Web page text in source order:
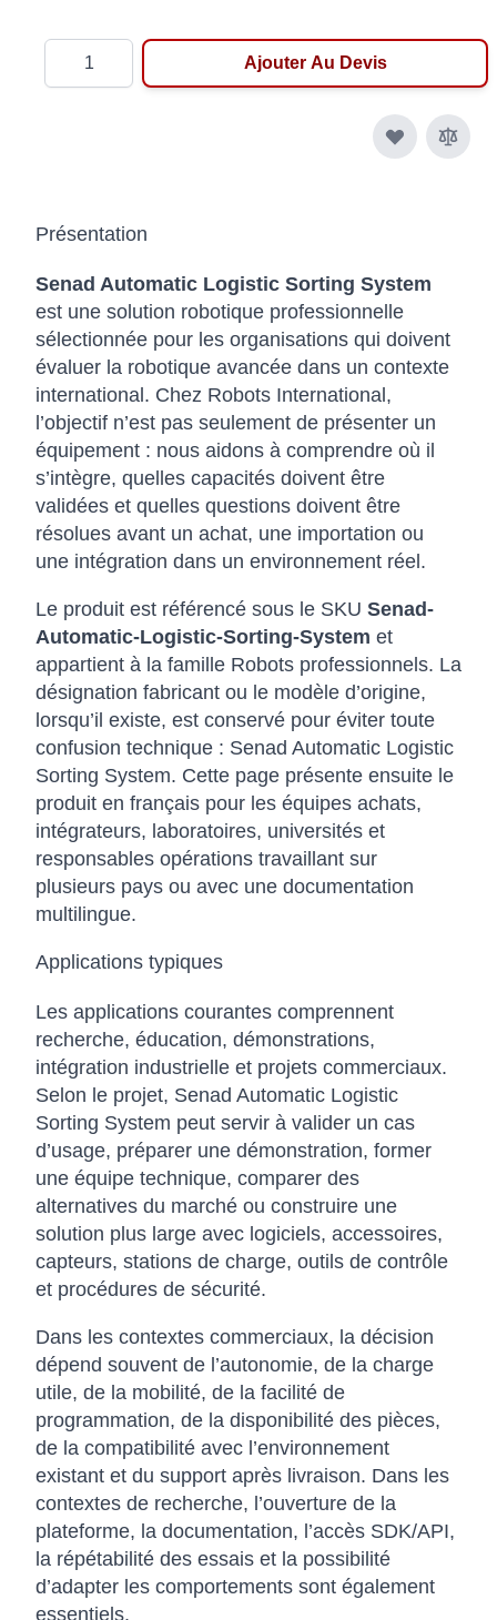
Ajouter Au Devis
Présentation
Senad Automatic Logistic Sorting System
est une solution robotique professionnelle
sélectionnée pour les organisations qui doivent
évaluer la robotique avancée dans un contexte
international. Chez Robots International,
l’objectif n’est pas seulement de présenter un
équipement : nous aidons à comprendre où il
s’intègre, quelles capacités doivent être
validées et quelles questions doivent être
résolues avant un achat, une importation ou
une intégration dans un environnement réel.
Le produit est référencé sous le SKU Senad-
Automatic-Logistic-Sorting-System et
appartient à la famille Robots professionnels. La
désignation fabricant ou le modèle d’origine,
lorsqu’il existe, est conservé pour éviter toute
confusion technique : Senad Automatic Logistic
Sorting System. Cette page présente ensuite le
produit en français pour les équipes achats,
intégrateurs, laboratoires, universités et
responsables opérations travaillant sur
plusieurs pays ou avec une documentation
multilingue.
Applications typiques
Les applications courantes comprennent
recherche, éducation, démonstrations,
intégration industrielle et projets commerciaux.
Selon le projet, Senad Automatic Logistic
Sorting System peut servir à valider un cas
d’usage, préparer une démonstration, former
une équipe technique, comparer des
alternatives du marché ou construire une
solution plus large avec logiciels, accessoires,
capteurs, stations de charge, outils de contrôle
et procédures de sécurité.
Dans les contextes commerciaux, la décision
dépend souvent de l’autonomie, de la charge
utile, de la mobilité, de la facilité de
programmation, de la disponibilité des pièces,
de la compatibilité avec l’environnement
existant et du support après livraison. Dans les
contextes de recherche, l’ouverture de la
plateforme, la documentation, l’accès SDK/API,
la répétabilité des essais et la possibilité
d’adapter les comportements sont également
essentiels.